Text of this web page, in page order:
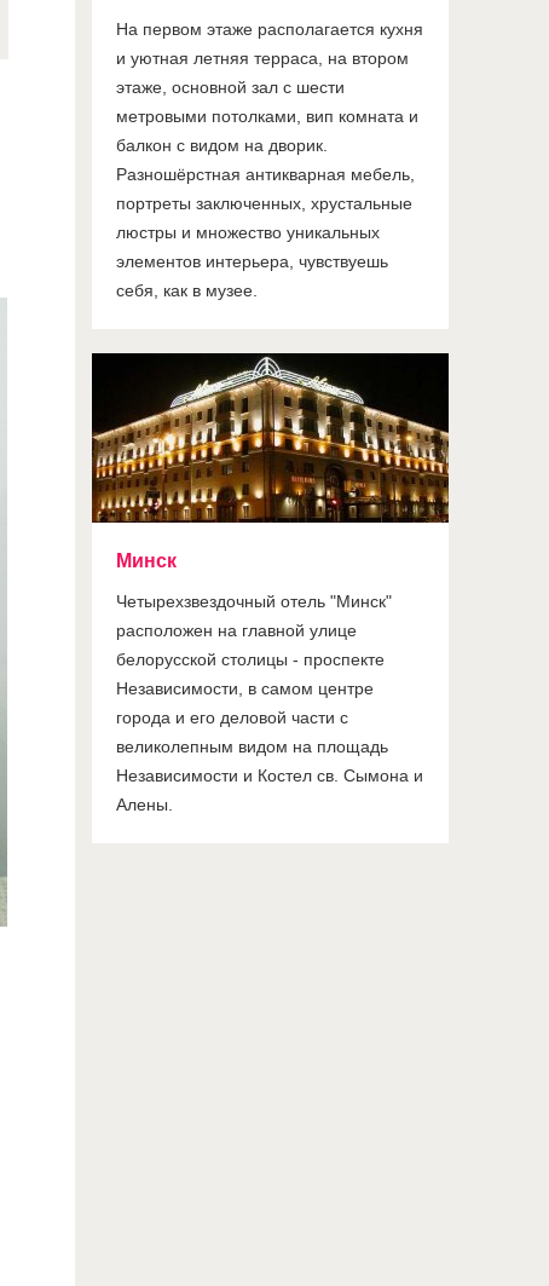
На первом этаже располагается кухня
и уютная летняя терраса, на втором
этаже, основной зал с шести
метровыми потолками, вип комната и
балкон с видом на дворик.
Разношёрстная антикварная мебель,
портреты заключенных, хрустальные
люстры и множество уникальных
элементов интерьера, чувствуешь
себя, как в музее.
Минск
Четырехзвездочный отель "Минск"
расположен на главной улице
белорусской столицы - проспекте
Независимости, в самом центре
города и его деловой части с
великолепным видом на площадь
Независимости и Костел св. Сымона и
Алены.